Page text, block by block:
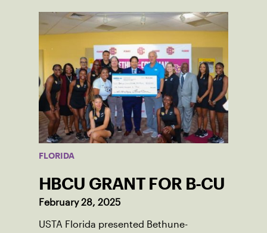
FLORIDA
HBCU GRANT FOR B-CU
February 28, 2025
USTA Florida presented Bethune-